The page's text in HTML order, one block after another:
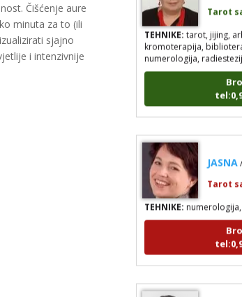
Čišćenje aure
minuta za to (ili
sjajno
i intenzivnije
TEHNIKE:tarot, jijing,
kromoterapija,
numerologija,
TEHNIKE:numerologija,